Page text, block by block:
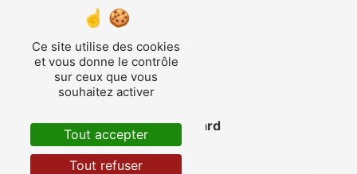
La Ferté-Bernard
Ce site utilise des cookies
et vous donne le contrôle
sur ceux que vous
souhaitez activer
Tout accepter
Tout refuser